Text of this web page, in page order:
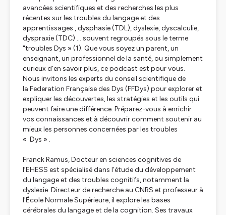
avancées scientifiques et des recherches les plus
récentes sur les troubles du langage et des
apprentissages , dysphasie (TDL), dyslexie, dyscalculie,
dyspraxie (TDC) ... souvent regroupés sous le terme
"troubles Dys » (1). Que vous soyez un parent, un
enseignant, un professionnel de la santé, ou simplement
curieux d'en savoir plus, ce podcast est pour vous.
Nous invitons les experts du conseil scientifique de
la Federation Française des Dys (FFDys) pour explorer et
expliquer les découvertes, les stratégies et les outils qui
peuvent faire une différence. Préparez-vous à enrichir
vos connaissances et à découvrir comment soutenir au
mieux les personnes concernées par les troubles
« Dys » .
Franck Ramus, Docteur en sciences cognitives de
l’EHESS est spécialisé dans l’étude du développement
du langage et des troubles cognitifs, notamment la
dyslexie. Directeur de recherche au CNRS et professeur à
l'École Normale Supérieure, il explore les bases
cérébrales du langage et de la cognition. Ses travaux